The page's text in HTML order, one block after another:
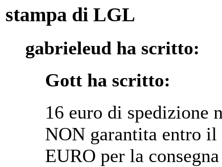
stampa di LGL
gabrieleud ha scritto:
Gott ha scritto:
16 euro di spedizione
NON garantita entro
EURO per la